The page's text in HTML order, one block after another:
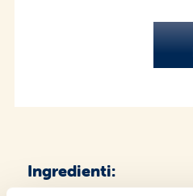
Ingredienti: